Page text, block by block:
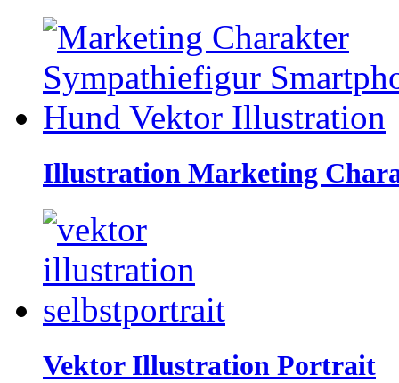
Illustration Marketing
Vektor Illustration Portrait